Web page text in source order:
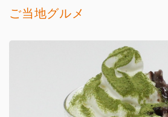
ご当地グルメ